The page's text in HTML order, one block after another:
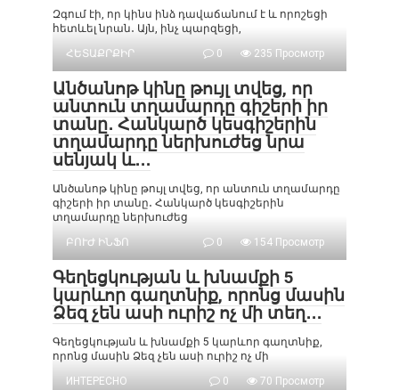
Զգում էի, որ կինս ինձ դավաճանում է և որոշեցի
հետևել նրան․ Այն, ինչ պարզեցի,
ՀԵՏԱՔՐՔԻՐ
0 235 Просмотр
Անծանոթ կինը թույլ տվեց, որ
անտուն տղամարդը գիշերի իր
տանը․ Հանկարծ կեսգիշերին
տղամարդը ներխուժեց նրա
սենյակ և․․․
Անծանոթ կինը թույլ տվեց, որ անտուն տղամարդը
գիշերի իր տանը․ Հանկարծ կեսգիշերին
տղամարդը ներխուժեց
ԲՈՒԺ ԻՆՖՈ
0 154 Просмотр
Գեղեցկության և խնամքի 5
կարևոր գաղտնիք, որոնց մասին
Ձեզ չեն ասի ուրիշ ոչ մի տեղ․․․
Գեղեցկության և խնամքի 5 կարևոր գաղտնիք,
որոնց մասին Ձեզ չեն ասի ուրիշ ոչ մի
ИНТЕРЕСНО
0 70 Просмотр